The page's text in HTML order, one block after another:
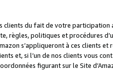
clients du fait de votre
règles, politiques et procédures
s’appliqueront à ces clients
et, si l’un de nos clients vous
figurant sur le Site